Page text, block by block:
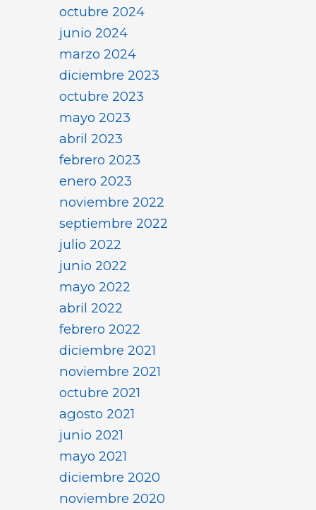
octubre 2024
junio 2024
marzo 2024
diciembre 2023
octubre 2023
mayo 2023
abril 2023
febrero 2023
enero 2023
noviembre 2022
septiembre 2022
julio 2022
junio 2022
mayo 2022
abril 2022
febrero 2022
diciembre 2021
noviembre 2021
octubre 2021
agosto 2021
junio 2021
mayo 2021
diciembre 2020
noviembre 2020